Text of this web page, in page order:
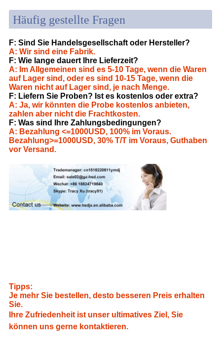
Häufig gestellte Fragen
F: Sind Sie Handelsgesellschaft oder Hersteller?
A: Wir sind eine Fabrik.
F: Wie lange dauert Ihre Lieferzeit?
A: Im Allgemeinen sind es 5-10 Tage, wenn die Waren
auf Lager sind, oder es sind 10-15 Tage, wenn die
Waren nicht auf Lager sind, je nach Menge.
F: Liefern Sie Proben? Ist es kostenlos oder extra?
A: Ja, wir könnten die Probe kostenlos anbieten,
zahlen aber nicht die Frachtkosten.
F: Was sind Ihre Zahlungsbedingungen?
A: Bezahlung <=1000USD, 100% im Voraus.
Bezahlung>=1000USD, 30% T/T im Voraus, Guthaben
vor Versand.
Tipps:
Je mehr Sie bestellen, desto besseren Preis erhalten
Sie.
Ihre Zufriedenheit ist unser ultimatives Ziel, Sie
können uns gerne kontaktieren.